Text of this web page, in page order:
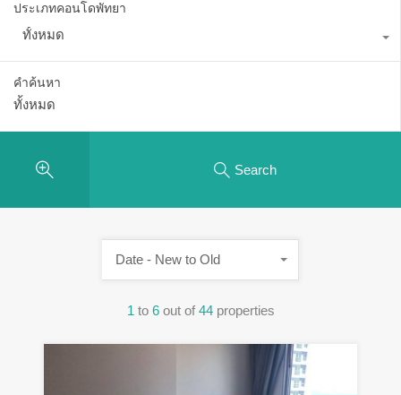
ประเภทคอนโดพัทยา
ทั้งหมด
คำค้นหา
Search
1 to 6 out of 44 properties
Date - New to Old